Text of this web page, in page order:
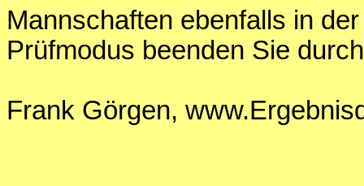
Mannschaften ebenfalls in
Prüfmodus beenden Sie
Frank Görgen,